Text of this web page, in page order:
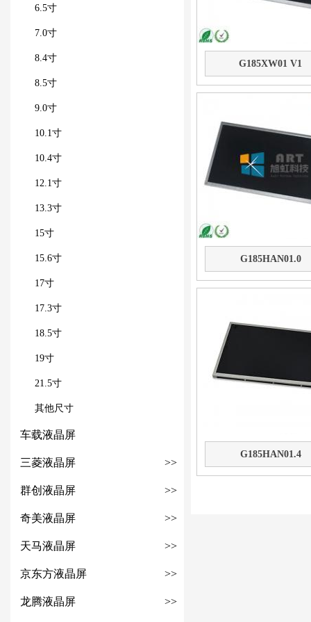
6.5寸
7.0寸
8.4寸
8.5寸
9.0寸
10.1寸
10.4寸
12.1寸
13.3寸
15寸
15.6寸
17寸
17.3寸
18.5寸
19寸
21.5寸
其他尺寸
车载液晶屏
三菱液晶屏 >>
群创液晶屏 >>
奇美液晶屏 >>
天马液晶屏 >>
京东方液晶屏 >>
龙腾液晶屏 >>
G185XW01 V1
G185HAN01.0
G185HAN01.4